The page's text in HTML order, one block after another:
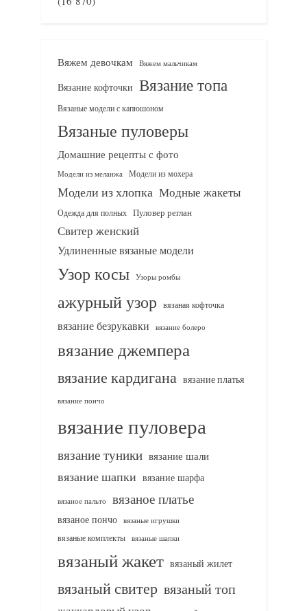
Вяжем девочкам Вяжем мальчикам
Вязание кофточки Вязание топа
Вязаные модели с капюшоном
Вязаные пуловеры
Домашние рецепты с фото
Модели из меланжа Модели из мохера
Модели из хлопка Модные жакеты
Одежда для полных Пуловер реглан
Свитер женский
Удлиненные вязаные модели
Узор косы Узоры ромбы
ажурный узор вязаная кофточка
вязание безрукавки вязание болеро
вязание джемпера
вязание кардигана вязание платья
вязание пончо
вязание пуловера
вязание туники вязание шали
вязание шапки вязание шарфа
вязаное пальто вязаное платье
вязаное пончо вязаные игрушки
вязаные комплекты
вязаные шапки
вязаный жакет вязаный жилет
вязаный свитер вязаный топ